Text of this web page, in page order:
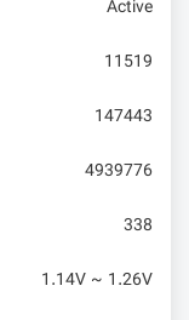
Active
11519
147443
4939776
338
1.14V ~ 1.26V